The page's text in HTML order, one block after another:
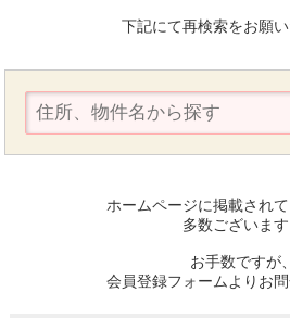
下記にて再検索をお願い
ホームページに掲載され
多数ございます
お手数ですが、
会員登録フォームよりお問